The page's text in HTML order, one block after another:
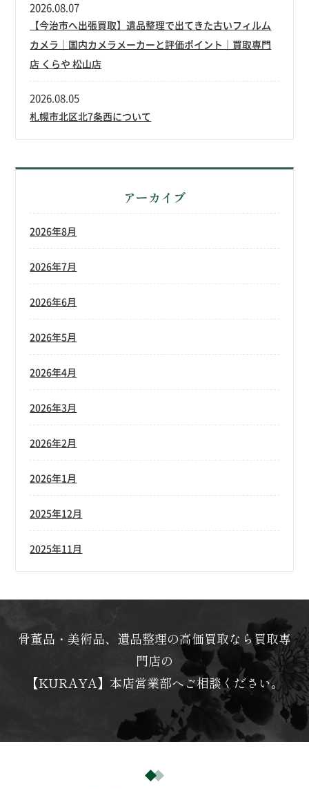
【今治市へ出張買取】遺品整理で出てきた古いフィルム
カメラ｜国内カメラメーカーと評価ポイント｜買取専門
店 くらや 松山店
2026.08.07
札幌市北区北7条西について
2026.08.05
アーカイブ
2026年8月
2026年7月
2026年6月
2026年5月
2026年4月
2026年3月
2026年2月
2026年1月
2025年12月
2025年11月
骨董品・美術品、遺品整理の高価買取なら買取専
門店の
【KURAYA】本店営業部へご相談ください。